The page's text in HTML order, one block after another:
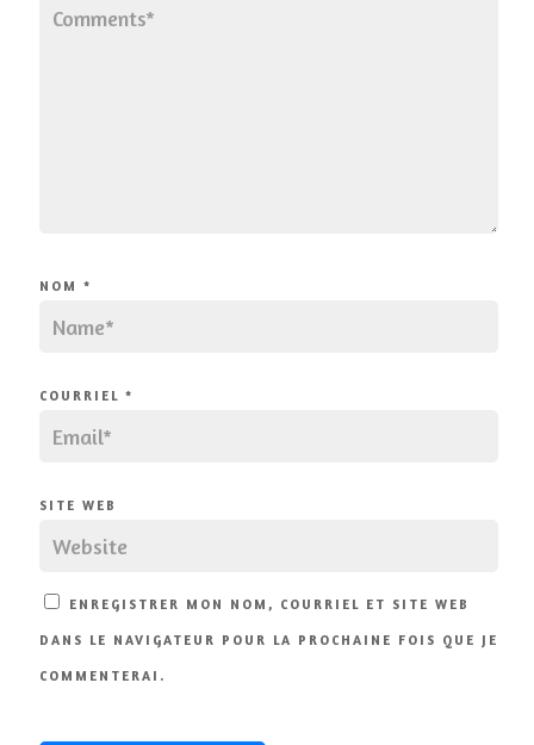
NOM *
COURRIEL *
SITE WEB
ENREGISTRER MON NOM, COURRIEL ET SITE WEB
DANS LE NAVIGATEUR POUR LA PROCHAINE FOIS QUE JE
COMMENTERAI.